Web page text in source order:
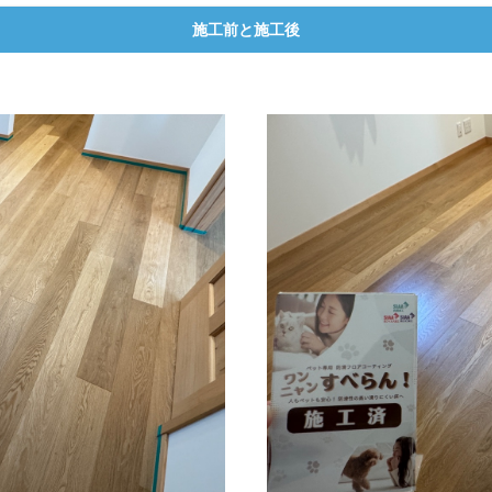
施工前と施工後